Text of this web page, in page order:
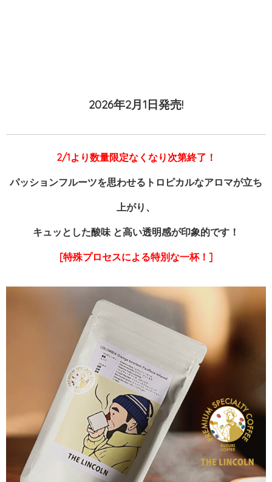
2026年2月1日発売!
2/1より数量限定なくなり次第終了！
パッションフルーツを思わせるトロピカルなアロマが立ち
上がり、
キュッとした酸味 と高い透明感が印象的です！
[特殊プロセスによる特別な一杯！]